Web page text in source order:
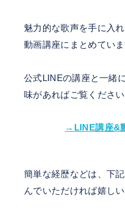
魅力的な歌声を手に入
動画講座にまとめていま
公式LINEの講座と一緒
味があればご覧ください
→LINE講座&
簡単な経歴などは、下
んでいただければ嬉しい